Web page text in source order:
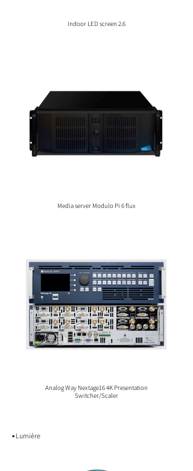
Indoor LED screen 2.6
Media server Modulo Pi 6 flux
Analog Way Nextage16 4K Presentation
Switcher/Scaler
▪️ Lumière